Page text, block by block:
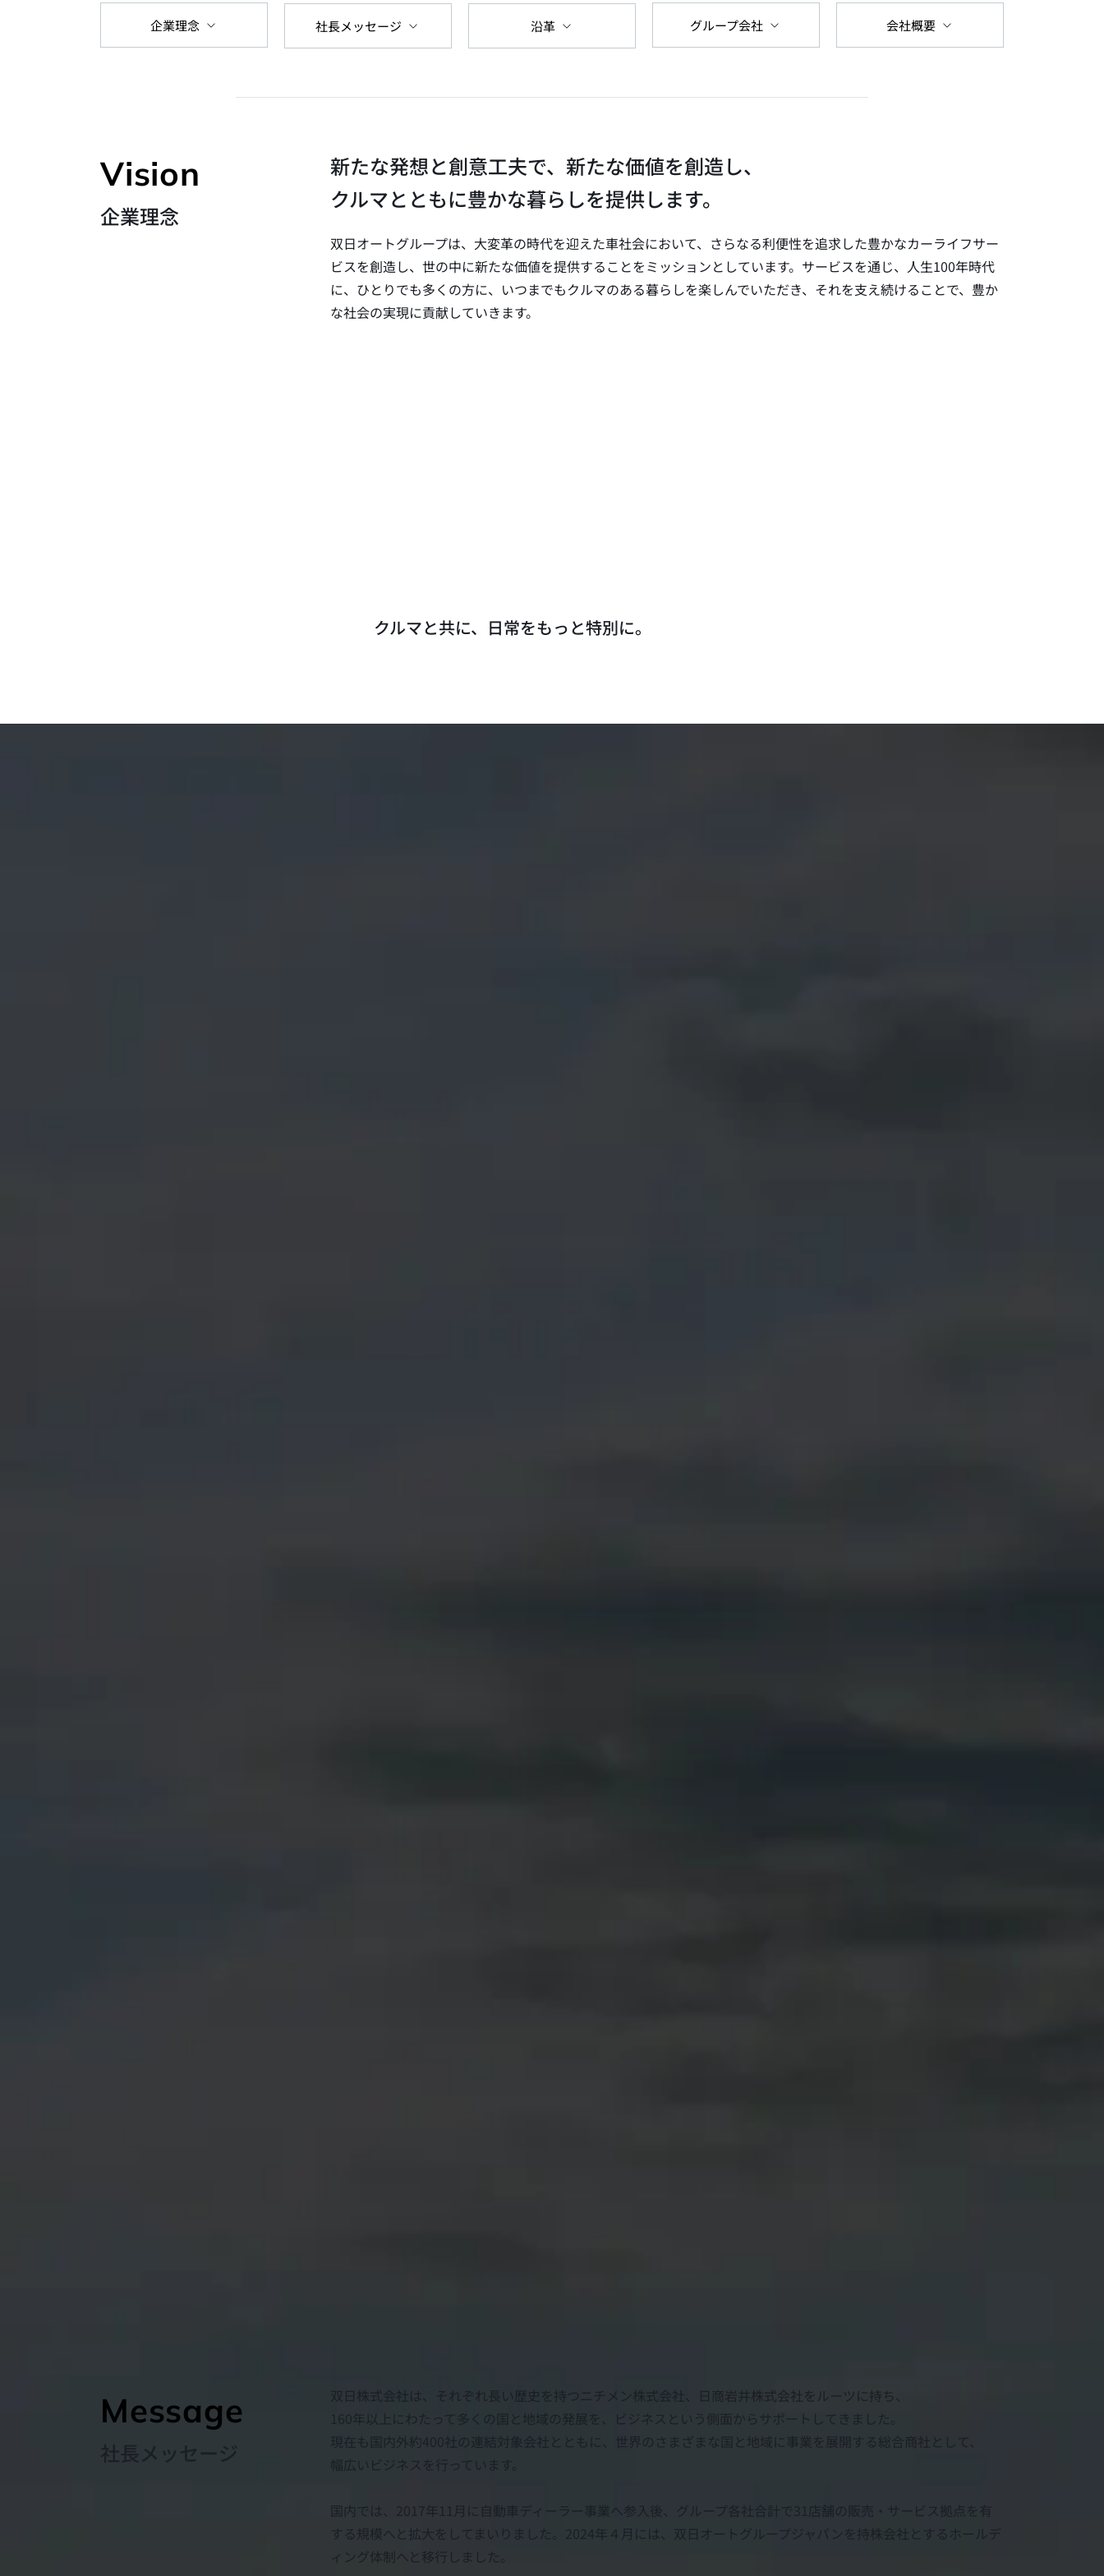
会社概要
グループ会社
沿革
社長メッセージ
企業理念
Vision
企業理念
新たな発想と創意工夫で、新たな価値を創造し、
クルマとともに豊かな暮らしを提供します。
双日オートグループは、大変革の時代を迎えた車社会において、さらなる利便性を追求した豊かなカーライフサー
ビスを創造し、世の中に新たな価値を提供することをミッションとしています。サービスを通じ、人生100年時代
に、ひとりでも多くの方に、いつまでもクルマのある暮らしを楽しんでいただき、それを支え続けることで、豊か
な社会の実現に貢献していきます。
クルマと共に、日常をもっと特別に。
Message
社長メッセージ
双日株式会社は、それぞれ長い歴史を持つニチメン株式会社、日商岩井株式会社をルーツに持ち、
160年以上にわたって多くの国と地域の発展を、ビジネスという側面からサポートしてきました。
現在も国内外約400社の連結対象会社とともに、世界のさまざまな国と地域に事業を展開する総合商社として、
幅広いビジネスを行っています。
国内では、2017年11月に自動車ディーラー事業へ参入後、グループ各社合計で31店舗の販売・サービス拠点を有
する規模へと拡大をしてまいりました。2024年４月には、双日オートグループジャパンを持株会社とするホールデ
ィング体制へと移行しました。